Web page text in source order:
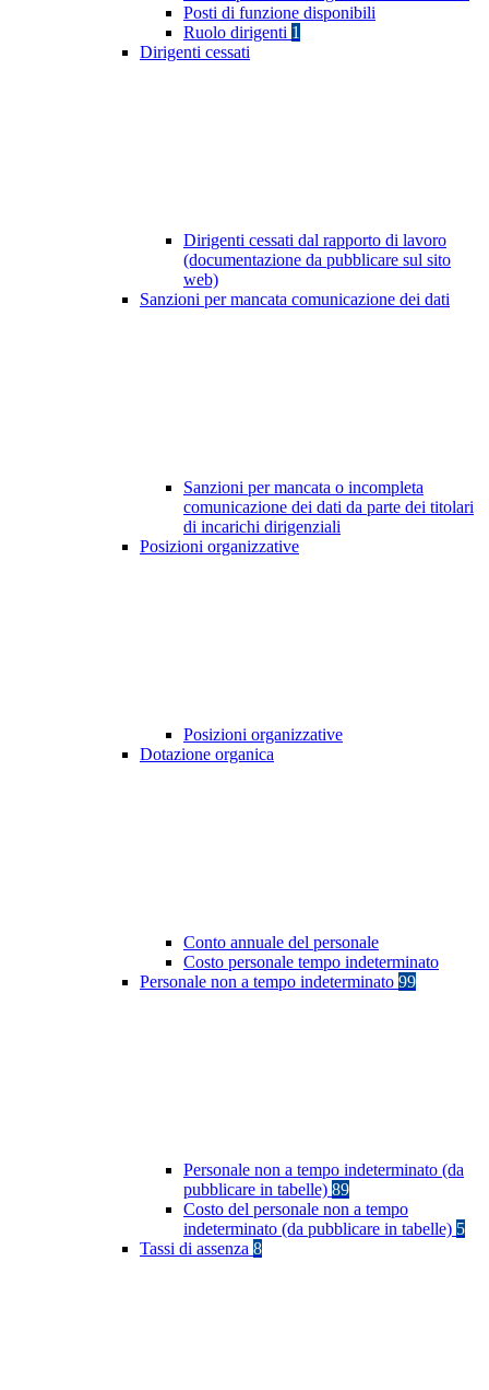
Posti di funzione disponibili
Ruolo dirigenti 1
Dirigenti cessati
Dirigenti cessati dal rapporto di lavoro
(documentazione da pubblicare sul sito
web)
Sanzioni per mancata comunicazione dei dati
Sanzioni per mancata o incompleta
comunicazione dei dati da parte dei titolari
di incarichi dirigenziali
Posizioni organizzative
Posizioni organizzative
Dotazione organica
Conto annuale del personale
Costo personale tempo indeterminato
Personale non a tempo indeterminato 99
Personale non a tempo indeterminato (da
pubblicare in tabelle) 89
Costo del personale non a tempo
indeterminato (da pubblicare in tabelle) 5
Tassi di assenza 8